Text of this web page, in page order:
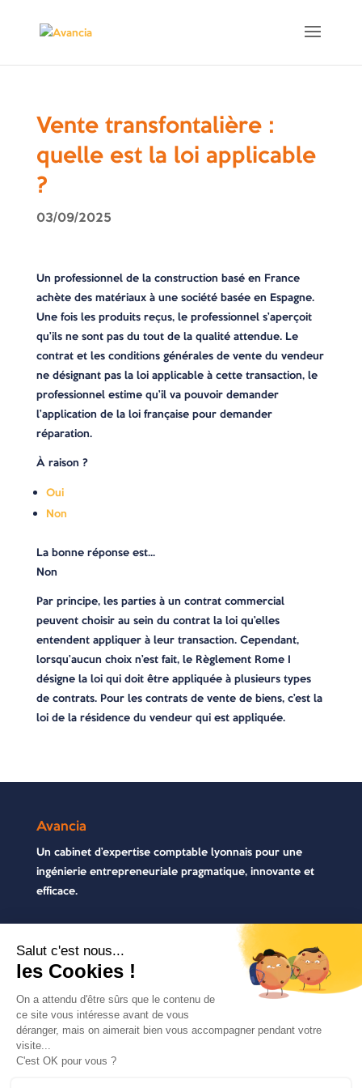
Vente transfontalière :
quelle est la loi applicable
?
03/09/2025
Un professionnel de la construction basé en France
achète des matériaux à une société basée en Espagne.
Une fois les produits reçus, le professionnel s’aperçoit
qu’ils ne sont pas du tout de la qualité attendue. Le
contrat et les conditions générales de vente du vendeur
ne désignant pas la loi applicable à cette transaction, le
professionnel estime qu’il va pouvoir demander
l’application de la loi française pour demander
réparation.
À raison ?
Oui
Non
La bonne réponse est…
Non
Par principe, les parties à un contrat commercial
peuvent choisir au sein du contrat la loi qu’elles
entendent appliquer à leur transaction. Cependant,
lorsqu’aucun choix n’est fait, le Règlement Rome I
désigne la loi qui doit être appliquée à plusieurs types
de contrats. Pour les contrats de vente de biens, c’est la
loi de la résidence du vendeur qui est appliquée.
Avancia
Un cabinet d’expertise comptable lyonnais pour une
ingénierie entrepreneuriale pragmatique, innovante et
efficace.
Contactez-nous
04 72 71 54 72
30, rue Pré Gaudry, 69007 Lyon
contact@avancia.fr